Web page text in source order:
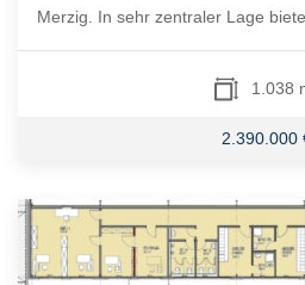
Merzig. In sehr zentraler Lage
1.038
2.390.000